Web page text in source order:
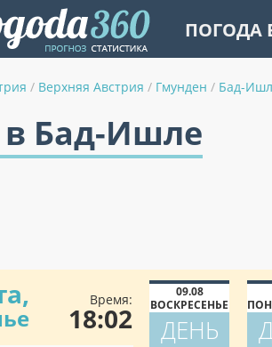
ПОГОДА
/ Верхняя Австрия / Гмунден / Бад-
в Бад-Ишле
Время:
18:02
09.08
ВОСКРЕСЕНЬЕ
ДЕНЬ